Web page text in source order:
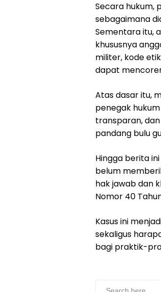
Secara hukum,
sebagaimana
Sementara itu,
khususnya
militer, kode
dapat
Atas dasar itu,
penegak
transparan,
pandang bulu
Hingga berita
belum
hak jawab dan
Nomor 40
Kasus ini
sekaligus
bagi praktik-